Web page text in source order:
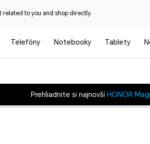
to you and shop directly.
Telefóny Notebooky Tablety
Prehliadnite si najnovší HONOR